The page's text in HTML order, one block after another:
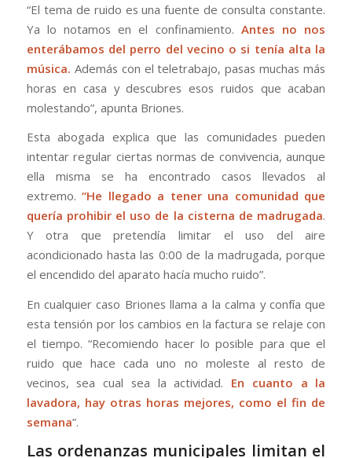
“El tema de ruido es una fuente de consulta constante.
Ya lo notamos en el confinamiento. Antes no nos
enterábamos del perro del vecino o si tenía alta la
música. Además con el teletrabajo, pasas muchas más
horas en casa y descubres esos ruidos que acaban
molestando”, apunta Briones.
Esta abogada explica que las comunidades pueden
intentar regular ciertas normas de convivencia, aunque
ella misma se ha encontrado casos llevados al
extremo.“He llegado a tener una comunidad que
quería prohibir el uso de la cisterna de madrugada.
Y otra que pretendía limitar el uso del aire
acondicionado hasta las 0:00 de la madrugada, porque
el encendido del aparato hacía mucho ruido”.
En cualquier caso Briones llama a la calma y confía que
esta tensión por los cambios en la factura se relaje con
el tiempo. “Recomiendo hacer lo posible para que el
ruido que hace cada uno no moleste al resto de
vecinos, sea cual sea la actividad. En cuanto a la
lavadora, hay otras horas mejores, como el fin de
semana”.
Las ordenanzas municipales limitan el